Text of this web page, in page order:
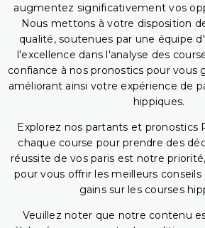
augmentez significativement vos
Nous mettons à votre disposition
qualité, soutenues par une équipe
l'excellence dans l'analyse des
confiance à nos pronostics pour vous
améliorant ainsi votre expérience de
hippiques.
Explorez nos partants et pronostics
chaque course pour prendre des
réussite de vos paris est notre
pour vous offrir les meilleurs
gains sur les courses
Veuillez noter que notre contenu